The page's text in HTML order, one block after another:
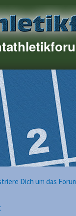
Dich um das